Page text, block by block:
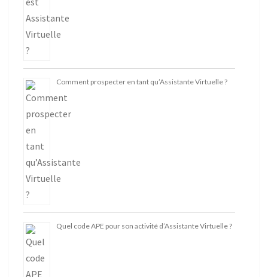
Comment prospecter en tant qu’Assistante Virtuelle ?
Quel code APE pour son activité d’Assistante Virtuelle ?